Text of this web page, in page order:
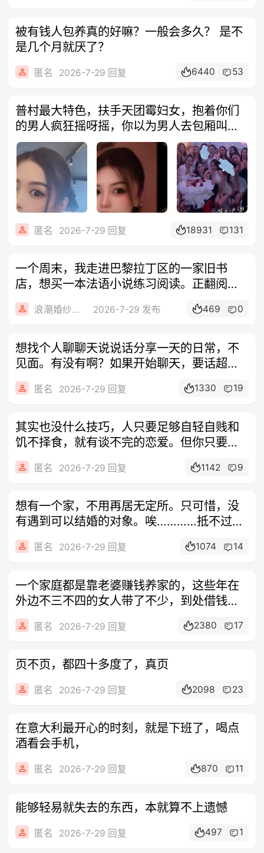
被有钱人包养真的好嘛？一般会多久？ 是不
是几个月就厌了？
匿名 2026-7-29 回复 6440 53
普村最大特色，扶手天团霉妇女，抱着你们
的男人疯狂摇呀摇，你以为男人去包厢叫陪
嗨干
匿名 2026-7-29 回复 18931 131
一个周末，我走进巴黎拉丁区的一家旧书
店，想买一本法语小说练习阅读。正翻阅书
架时，
浪潮婚纱摄影 2026-7-29 发布 469 0
想找个人聊聊天说说话分享一天的日常，不
见面。有没有啊？如果开始聊天，要话超多
那种
匿名 2026-7-29 回复 1330 19
其实也没什么技巧，人只要足够自轻自贱和
饥不择食，就有谈不完的恋爱。但你只要卡
一下
匿名 2026-7-29 回复 1142 9
想有一个家，不用再居无定所。只可惜，没
有遇到可以结婚的对象。唉…………抵不过命
运
匿名 2026-7-29 回复 1074 14
一个家庭都是靠老婆赚钱养家的，这些年在
外边不三不四的女人带了不少，到处借钱，
中国
匿名 2026-7-29 回复 2380 17
页不页，都四十多度了，真页
匿名 2026-7-29 回复 2098 23
在意大利最开心的时刻，就是下班了，喝点
酒看会手机，
匿名 2026-7-29 回复 870 11
能够轻易就失去的东西，本就算不上遗憾
匿名 2026-7-29 回复 497 1